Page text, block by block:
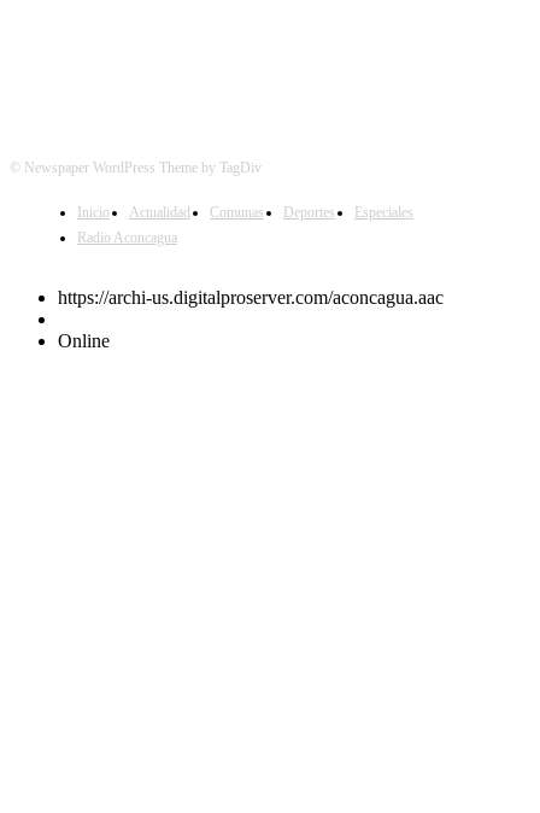
© Newspaper WordPress Theme by TagDiv
Inicio Actualidad Comunas Deportes
Especiales
Radio Aconcagua
https://archi-us.digitalproserver.com/aconcagua.aac
Online